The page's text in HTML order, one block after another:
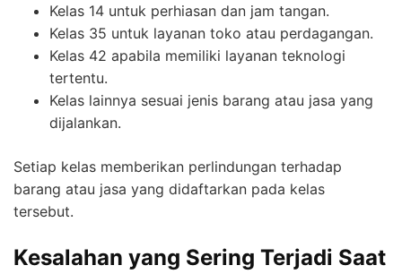
Kelas 14 untuk perhiasan dan jam tangan.
Kelas 35 untuk layanan toko atau perdagangan.
Kelas 42 apabila memiliki layanan teknologi
tertentu.
Kelas lainnya sesuai jenis barang atau jasa yang
dijalankan.
Setiap kelas memberikan perlindungan terhadap
barang atau jasa yang didaftarkan pada kelas
tersebut.
Kesalahan yang Sering Terjadi Saat